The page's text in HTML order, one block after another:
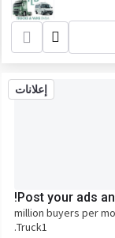
إعلانات
Post your ads
4 million buyers per
Truck1.